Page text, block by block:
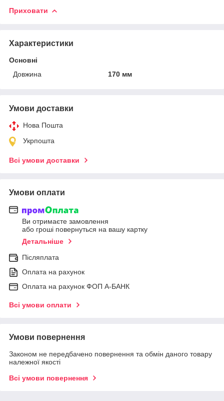
Приховати
Характеристики
Основні
Довжина
170 мм
Умови доставки
Нова Пошта
Укрпошта
Всі умови доставки
Умови оплати
Ви отримаєте замовлення
або гроші повернуться на вашу картку
Детальніше
Післяплата
Оплата на рахунок
Оплата на рахунок ФОП А-БАНК
Всі умови оплати
Умови повернення
Законом не передбачено повернення та обмін даного товару
належної якості
Всі умови повернення